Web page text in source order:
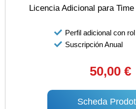
Licencia Adicional para
Perfil adicional con
Suscripción Anual
50,00 €
Scheda